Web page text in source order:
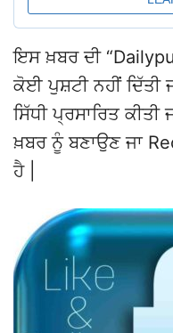
ਇਸ ਖ਼ਬਰ ਦੀ
ਕੋਈ ਪੁਸ਼ਟੀ ਨਹੀਂ ਦਿੱਤੀ
ਸਿੱਧੀ ਪ੍ਰਸਾਰਿਤ
ਖ਼ਬਰ ਨੂੰ ਬਣਾਉਣ ਜਾ
ਹੈ |